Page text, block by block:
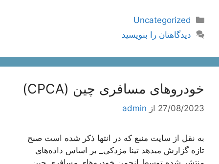
دسته‌ها
Uncategorized
دیدگاهتان را بنویسید
خودروهای مسافری چین (CPCA)
27/08/2023 از admin
به نقل از سایت منبع که در انتها ذکر شده است صبح
تازه گزارش میدهد تینا مزدکی_ بر اساس داده‌های